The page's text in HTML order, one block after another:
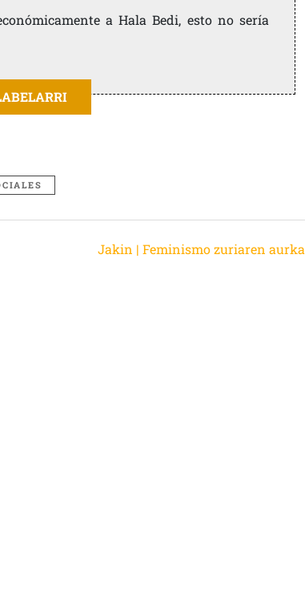
a Hala Bedi, esto no sería
Jakin | Feminismo zuriaren aurka